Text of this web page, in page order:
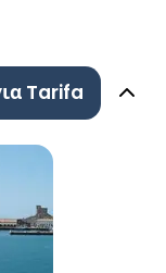
Tarifa